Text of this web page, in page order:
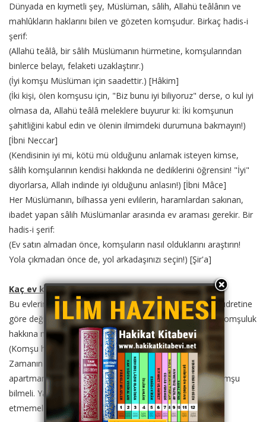
Dünyada en kıymetli şey, Müslüman, sâlih, Allahü teâlânın ve
mahlûkların haklarını bilen ve gözeten komşudur. Birkaç hadis-i
şerif:
(Allahü teâlâ, bir sâlih Müslümanın hürmetine, komşularından
binlerce belayı, felaketi uzaklaştırır.)
(İyi komşu Müslüman için saadettir.) [Hâkim]
(İki kişi, ölen komşusu için, "Biz bunu iyi biliyoruz" derse, o kul iyi
olmasa da, Allahü teâlâ meleklere buyurur ki: İki komşunun
şahitliğini kabul edin ve ölenin ilmimdeki durumuna bakmayın!)
[İbni Neccar]
(Kendisinin iyi mi, kötü mü olduğunu anlamak isteyen kimse,
sâlih komşularının kendisi hakkında ne dediklerini öğrensin! "İyi"
diyorlarsa, Allah indinde iyi olduğunu anlasın!) [İbni Mâce]
Her Müslümanın, bilhassa yeni evlilerin, haramlardan sakınan,
ibadet yapan sâlih Müslümanlar arasında ev araması gerekir. Bir
hadis-i şerif:
(Ev satın almadan önce, komşuların nasıl olduklarını araştırın!
Yola çıkmadan önce de, yol arkadaşınızı seçin!) [Şir'a]
Kaç ev komşu sayılır?:
Bu evlerin sayısı, zamanın şartlarına ve insanın yardım kudretine
göre değişir. Her taraftan birer, ikişer ve nihâyet kırk ev komşuluk
hakkına mâlik olur. Bir hadis-i şerif:
(Komşu hakkı dört taraftan kırk evdir.) [İbni Hibban]
Zamanın şartlarına göre değiştiği için, şimdi sitelerdeki,
apartmanlardaki, hiç olmazsa kendi bloğumuzdakileri komşu
bilmeli. Yakın çevrede de tanıdıklar varsa, onları da ihmal
etmemeli.